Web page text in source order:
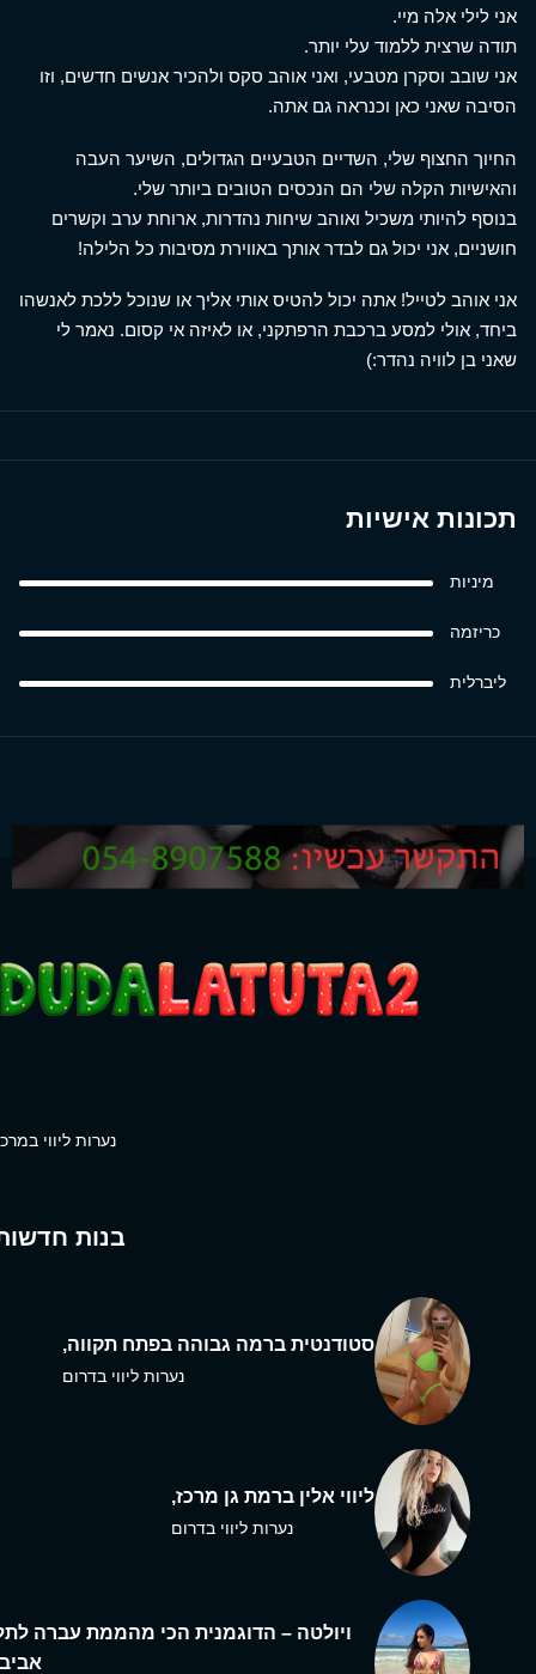
אני לילי אלה מיי.
תודה שרצית ללמוד עלי יותר.
אני שובב וסקרן מטבעי, ואני אוהב סקס ולהכיר אנשים חדשים, וזו
הסיבה שאני כאן וכנראה גם אתה.
החיוך החצוף שלי, השדיים הטבעיים הגדולים, השיער העבה
והאישיות הקלה שלי הם הנכסים הטובים ביותר שלי.
בנוסף להיותי משכיל ואוהב שיחות נהדרות, ארוחת ערב וקשרים
חושניים, אני יכול גם לבדר אותך באווירת מסיבות כל הלילה!
אני אוהב לטייל! אתה יכול להטיס אותי אליך או שנוכל ללכת לאנשהו
ביחד, אולי למסע ברכבת הרפתקני, או לאיזה אי קסום. נאמר לי
שאני בן לוויה נהדר:)
תכונות אישיות
מיניות
כריזמה
ליברלית
נערות ליווי
בנות
סטודנטית ברמה גבוהה בפתח תקווה,
נערות ליווי בדרום
ליווי אלין ברמת גן מרכז,
נערות ליווי בדרום
ויולטה – הדוגמנית הכי מהממת עברה